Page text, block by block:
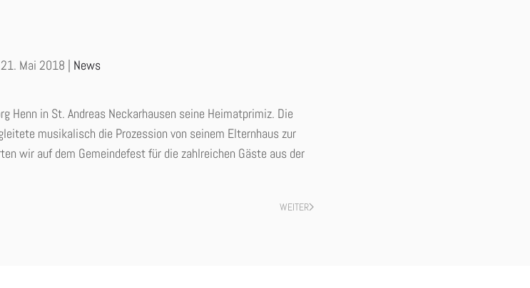
21. Mai 2018 | News
Henn in St. Andreas Neckarhausen seine Heimatprimiz. Die
musikalisch die Prozession von seinem Elternhaus zur
wir auf dem Gemeindefest für die zahlreichen Gäste aus der
WEITER